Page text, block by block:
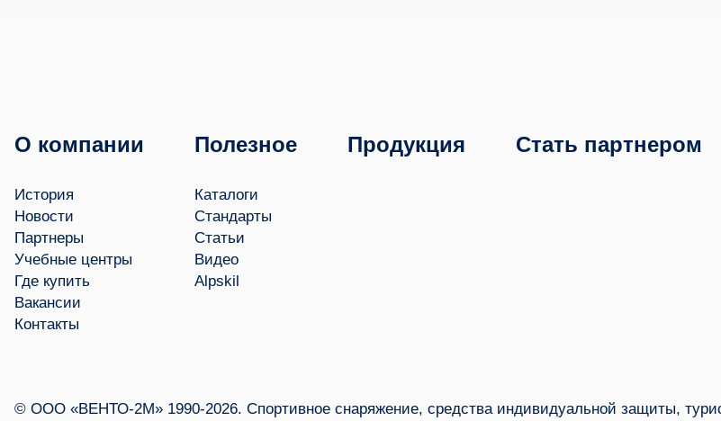
О компании
История
Новости
Партнеры
Учебные центры
Где купить
Вакансии
Контакты
Полезное
Каталоги
Стандарты
Статьи
Видео
Alpskil
Продукция Стать партнером
© ООО «ВЕНТО-2М» 1990-2026. Спортивное снаряжение, средства индивидуальной защиты,